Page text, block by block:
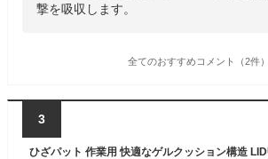
撃を吸収します。
全てのおすすめコメント（2件）
3